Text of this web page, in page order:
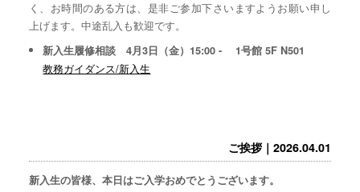
く、お時間のある方は、是非ご参加下さいますようお願い申し
上げます。中途乱入も歓迎です。
新入生履修相談 4月3日（金）15:00 - 1号館 5F N501
教務ガイダンス/新入生
ご挨拶｜2026.04.01
新入生の皆様、本日はご入学おめでとうございます。